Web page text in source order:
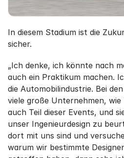
In diesem Stadium ist die
sicher.
„Ich denke, ich könnte nach
auch ein Praktikum machen.
die Automobilindustrie. Bei
viele große Unternehmen, wie
auch Teil dieser Events, und
unser Ingenieurdesign zu
dort mit uns sind und
warum wir bestimmte